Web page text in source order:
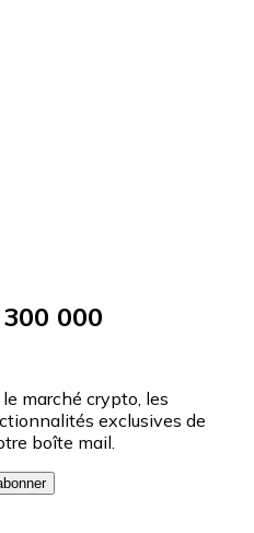
000
marché crypto, les
exclusives de
boîte mail.